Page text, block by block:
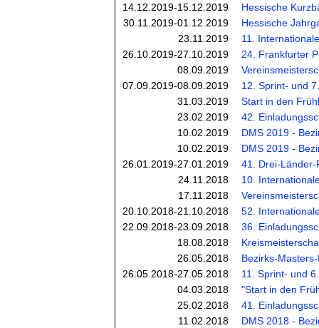
14.12.2019-15.12.2019
Hessische
30.11.2019-01.12.2019
Hessische
23.11.2019
11.
26.10.2019-27.10.2019
24. Frankfurter
08.09.2019
07.09.2019-08.09.2019
12. Sprint- und
31.03.2019
Start in den
23.02.2019
42.
10.02.2019
DMS 2019 -
10.02.2019
DMS 2019 -
26.01.2019-27.01.2019
41. Drei-Länder-
24.11.2018
10.
17.11.2018
20.10.2018-21.10.2018
52.
22.09.2018-23.09.2018
36.
18.08.2018
26.05.2018
Bezirks-
26.05.2018-27.05.2018
11. Sprint- und
04.03.2018
"Start in den
25.02.2018
41.
11.02.2018
DMS 2018 -